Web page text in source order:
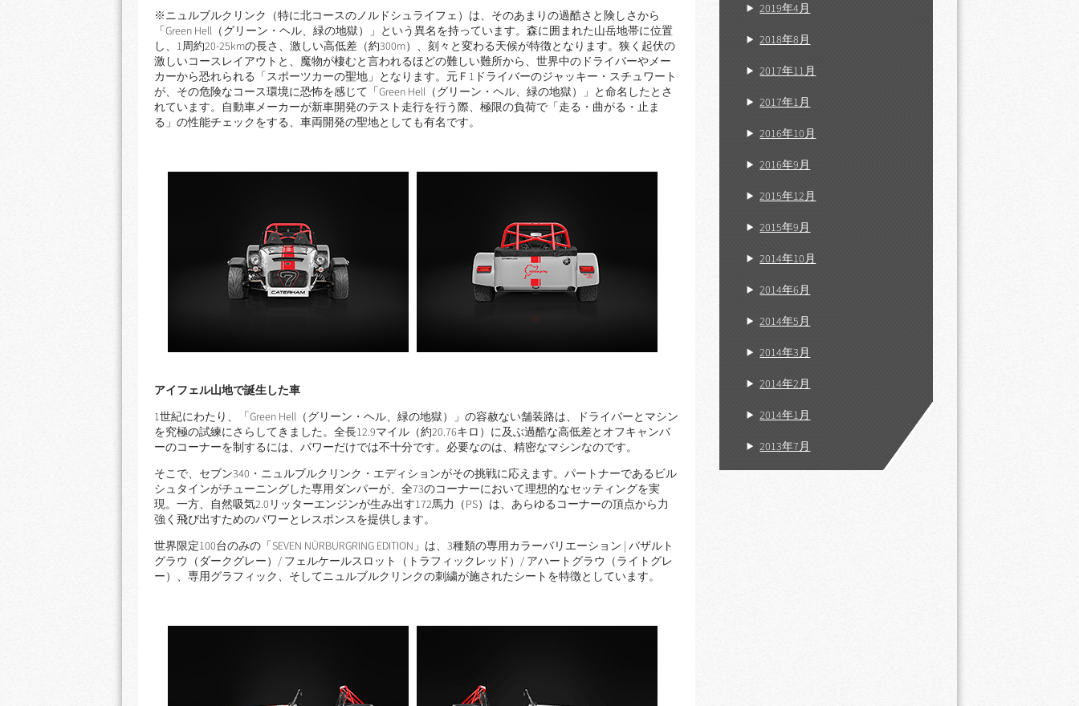
2019年4月
2018年8月
2017年11月
2017年1月
2016年10月
2016年9月
2015年12月
2015年9月
2014年10月
2014年6月
2014年5月
2014年3月
2014年2月
2014年1月
2013年7月
※ニュルブルクリンク（特に北コースのノルドシュライフェ）は、そのあまりの過酷さと険しさから
「Green Hell（グリーン・ヘル、緑の地獄）」という異名を持っています。森に囲まれた山岳地帯に位置
し、1周約20-25kmの長さ、激しい高低差（約300m）、刻々と変わる天候が特徴となります。狭く起伏の
激しいコースレイアウトと、魔物が棲むと言われるほどの難しい難所から、世界中のドライバーやメー
カーから恐れられる「スポーツカーの聖地」となります。元Ｆ1ドライバーのジャッキー・スチュワート
が、その危険なコース環境に恐怖を感じて「Green Hell（グリーン・ヘル、緑の地獄）」と命名したとさ
れています。自動車メーカーが新車開発のテスト走行を行う際、極限の負荷で「走る・曲がる・止ま
る」の性能チェックをする、車両開発の聖地としても有名です。
アイフェル山地で誕生した車
1世紀にわたり、「Green Hell（グリーン・ヘル、緑の地獄）」の容赦ない舗装路は、ドライバーとマシン
を究極の試練にさらしてきました。全長12.9マイル（約20.76キロ）に及ぶ過酷な高低差とオフキャンバ
ーのコーナーを制するには、パワーだけでは不十分です。必要なのは、精密なマシンなのです。
そこで、セブン340・ニュルブルクリンク・エディションがその挑戦に応えます。パートナーであるビル
シュタインがチューニングした専用ダンパーが、全73のコーナーにおいて理想的なセッティングを実
現。一方、自然吸気2.0リッターエンジンが生み出す172馬力（PS）は、あらゆるコーナーの頂点から力
強く飛び出すためのパワーとレスポンスを提供します。
世界限定100台のみの「SEVEN NÜRBURGRING EDITION」は、3種類の専用カラーバリエーション | バザルト
グラウ（ダークグレー）/ フェルケールスロット（トラフィックレッド）/ アハートグラウ（ライトグレ
ー）、専用グラフィック、そしてニュルブルクリンクの刺繍が施されたシートを特徴としています。